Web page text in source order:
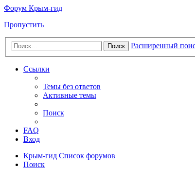
Форум Крым-гид
Пропустить
Поиск Расширенный
Ссылки
Темы без ответов
Активные темы
Поиск
FAQ
Вход
Крым-гид Список форумов
Поиск